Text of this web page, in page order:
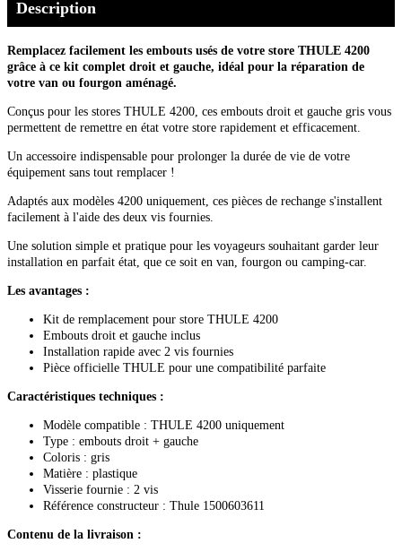
Description
Remplacez facilement les embouts usés de votre store THULE 4200
grâce à ce kit complet droit et gauche, idéal pour la réparation de
votre van ou fourgon aménagé.
Conçus pour les stores THULE 4200, ces embouts droit et gauche gris vous
permettent de remettre en état votre store rapidement et efficacement.
Un accessoire indispensable pour prolonger la durée de vie de votre
équipement sans tout remplacer !
Adaptés aux modèles 4200 uniquement, ces pièces de rechange s'installent
facilement à l'aide des deux vis fournies.
Une solution simple et pratique pour les voyageurs souhaitant garder leur
installation en parfait état, que ce soit en van, fourgon ou camping-car.
Les avantages :
Kit de remplacement pour store THULE 4200
Embouts droit et gauche inclus
Installation rapide avec 2 vis fournies
Pièce officielle THULE pour une compatibilité parfaite
Caractéristiques techniques :
Modèle compatible : THULE 4200 uniquement
Type : embouts droit + gauche
Coloris : gris
Matière : plastique
Visserie fournie : 2 vis
Référence constructeur : Thule 1500603611
Contenu de la livraison :